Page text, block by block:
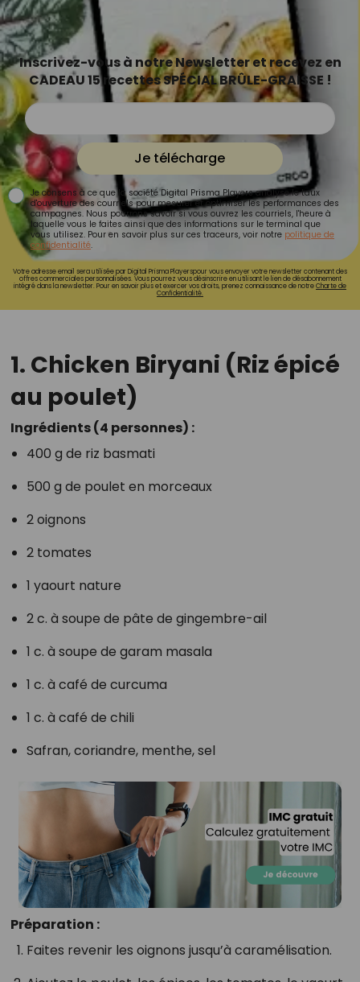
Inscrivez-vous à notre Newsletter et recevez en
CADEAU 15 recettes SPÉCIAL BRÛLE-GRAISSE !
Je télécharge
Je consens à ce que la société Digital Prisma Players analyse le taux
d'ouverture des courriels pour mesurer et optimiser les performances des
campagnes. Nous pourrons savoir si vous ouvrez les courriels, l'heure à
laquelle vous le faites ainsi que des informations sur le terminal que
vous utilisez. Pour en savoir plus sur ces traceurs, voir notre politique de
confidentialité.
Votre adresse email sera utilisée par Digital Prisma Playerspour vous envoyer votre newsletter contenant des
offres commerciales personnalisées. Vous pourrez vous désinscrire en utilisant le lien de désabonnement
intégré dans la newsletter. Pour en savoir plus et exercer vos droits, prenez connaissance de notreCharte de
Confidentialité.
1. Chicken Biryani (Riz épicé
au poulet)
Ingrédients (4 personnes) :
400 g de riz basmati
500 g de poulet en morceaux
2 oignons
2 tomates
1 yaourt nature
2 c. à soupe de pâte de gingembre-ail
1 c. à soupe de garam masala
1 c. à café de curcuma
1 c. à café de chili
Safran, coriandre, menthe, sel
Préparation :
Faites revenir les oignons jusqu’à caramélisation.